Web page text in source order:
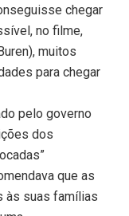
chegar
no filme,
muitos
para chegar
pelo governo
dos
que as
às suas famílias